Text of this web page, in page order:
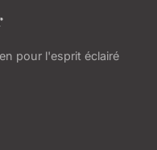
pour l'esprit éclairé